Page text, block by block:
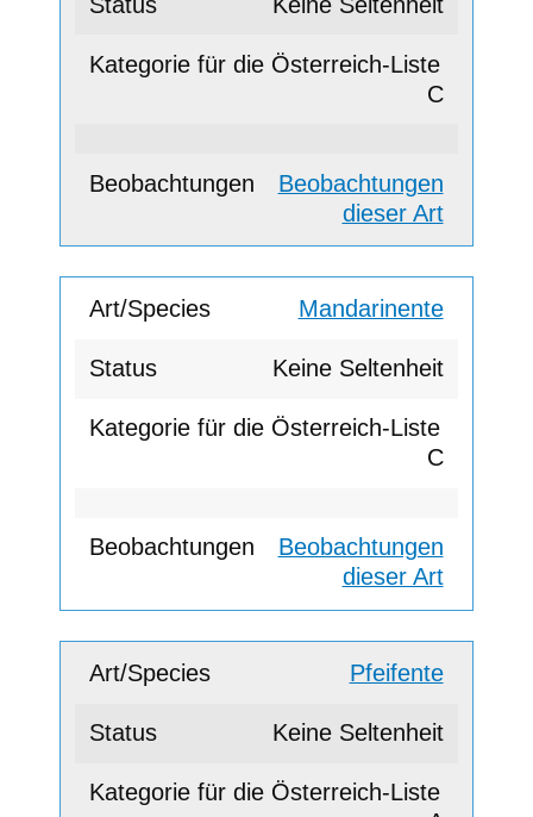
C
Beobachtungen
dieser Art
Mandarinente
Keine Seltenheit
C
Beobachtungen
dieser Art
Pfeifente
Keine Seltenheit